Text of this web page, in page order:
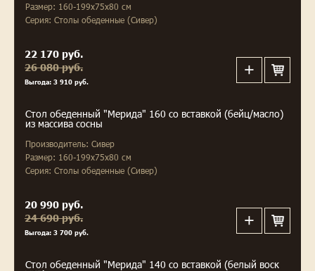
Размер: 160-199х75х80 см
Серия: Столы обеденные (Сивер)
22 170 руб.
26 080 руб.
Выгода: 3 910 руб.
Стол обеденный "Мерида" 160 со вставкой (бейц/масло)
из массива сосны
Производитель: Сивер
Размер: 160-199х75х80 см
Серия: Столы обеденные (Сивер)
20 990 руб.
24 690 руб.
Выгода: 3 700 руб.
Стол обеденный "Мерида" 140 со вставкой (белый воск